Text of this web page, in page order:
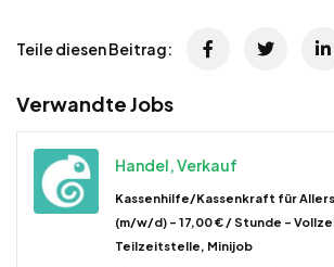
Teile diesen Beitrag:
Verwandte Jobs
Handel, Verkauf
Kassenhilfe/Kassenkraft für
(m/w/d) – 17,00 € / Stunde –
Teilzeitstelle, Minijob